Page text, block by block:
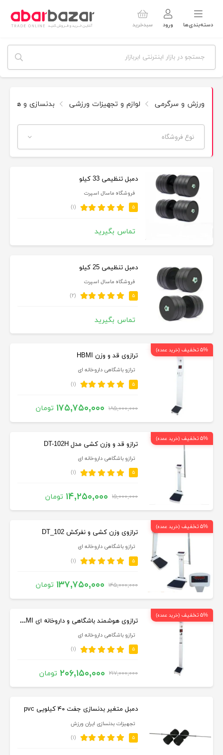
دسته‌بندی‌ها ورود سبدخرید
ورزش و سرگرمی لوازم و تجهیزات ورزشی بدنسازی و هوازی
نوع فروشگاه
دمبل تنظیمی 33 کیلو
فروشگاه ماسال اسپرت
۵ (۱)
تماس بگیرید
دمبل تنظیمی 25 کیلو
فروشگاه ماسال اسپرت
۵ (۲)
تماس بگیرید
۵% تخفیف (خرید عمده)
ترازوی قد و وزن HBMI
ترازو باشگاهی داروخانه ای
۵ (۱)
۱۸۵,۰۰۰,۰۰۰ ۱۷۵,۷۵۰,۰۰۰ تومان
۵% تخفیف (خرید عمده)
ترازو قد و وزن کشی مدل DT-102H
ترازو باشگاهی داروخانه ای
۵ (۱)
۱۵,۰۰۰,۰۰۰ ۱۴,۲۵۰,۰۰۰ تومان
۵% تخفیف (خرید عمده)
ترازوی وزن کشی و نفرکش DT_102
ترازو باشگاهی داروخانه ای
۵ (۱)
۱۴۵,۰۰۰,۰۰۰ ۱۳۷,۷۵۰,۰۰۰ تومان
۵% تخفیف (خرید عمده)
ترازوی هوشمند باشگاهی و داروخانه ای RPHBMI
ترازو باشگاهی داروخانه ای
۵ (۱)
۲۱۷,۰۰۰,۰۰۰ ۲۰۶,۱۵۰,۰۰۰ تومان
دمبل متغیر بدنسازی جفت ۴۰ کیلویی pvc
تجهیزات بدنسازی ایران ورزش
۵ (۱)